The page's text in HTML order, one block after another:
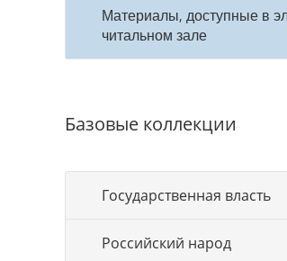
Материалы, доступные в
читальном зале
Базовые коллекции
Государственная власть
Российский народ